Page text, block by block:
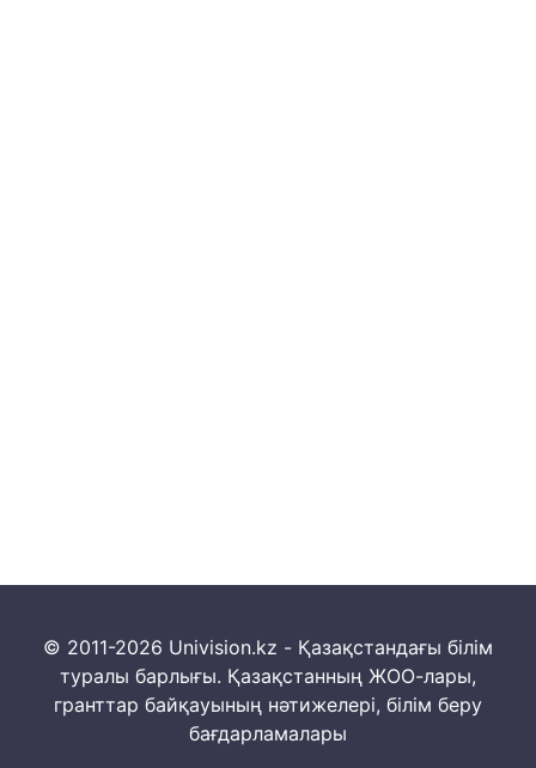
© 2011-2026 Univision.kz - Қазақстандағы білім
туралы барлығы. Қазақстанның ЖОО-лары,
гранттар байқауының нәтижелері, білім беру
бағдарламалары